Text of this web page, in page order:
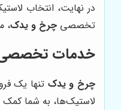
در نهایت، انتخاب
تخصصی چرخ و یدک،
خدمات تخصصی
چرخ و یدک تنها یک
لاستیک‌ها، به شما کمک